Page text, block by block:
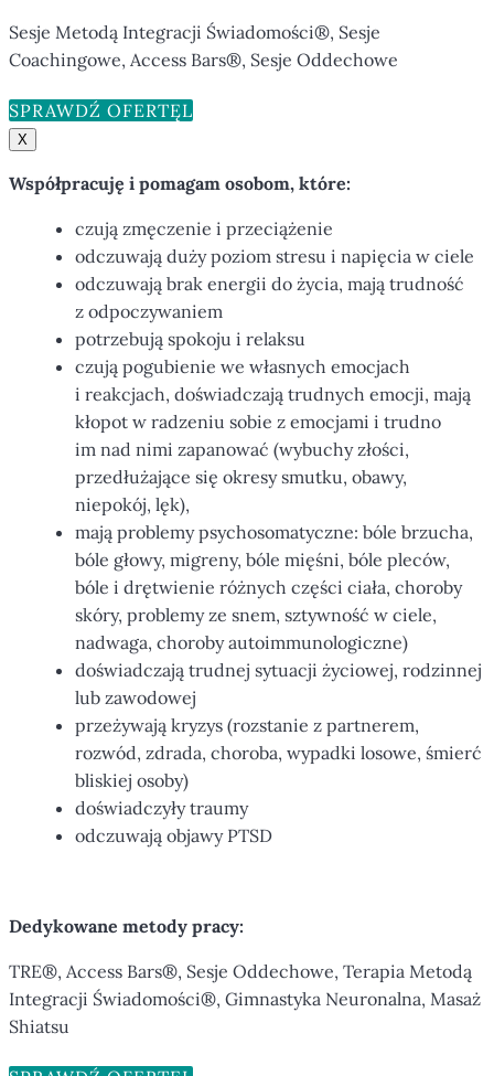
Sesje Metodą Integracji Świadomości®, Sesje
Coachingowe, Access Bars®, Sesje Oddechowe
SPRAWDŹ OFERTĘ
X
Współpracuję i pomagam osobom, które:
czują zmęczenie i przeciążenie
odczuwają duży poziom stresu i napięcia w ciele
odczuwają brak energii do życia, mają trudność
z odpoczywaniem
potrzebują spokoju i relaksu
czują pogubienie we własnych emocjach
i reakcjach, doświadczają trudnych emocji, mają
kłopot w radzeniu sobie z emocjami i trudno
im nad nimi zapanować (wybuchy złości,
przedłużające się okresy smutku, obawy,
niepokój, lęk),
mają problemy psychosomatyczne: bóle brzucha,
bóle głowy, migreny, bóle mięśni, bóle pleców,
bóle i drętwienie różnych części ciała, choroby
skóry, problemy ze snem, sztywność w ciele,
nadwaga, choroby autoimmunologiczne)
doświadczają trudnej sytuacji życiowej, rodzinnej
lub zawodowej
przeżywają kryzys (rozstanie z partnerem,
rozwód, zdrada, choroba, wypadki losowe, śmierć
bliskiej osoby)
doświadczyły traumy
odczuwają objawy PTSD
Dedykowane metody pracy:
TRE®, Access Bars®, Sesje Oddechowe, Terapia Metodą
Integracji Świadomości®, Gimnastyka Neuronalna, Masaż
Shiatsu